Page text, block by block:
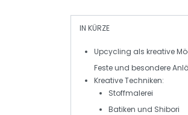
IN KÜRZE
Upcycling als kreative
Feste und besondere
Kreative Techniken:
Stoffmalerei
Batiken und Shibori